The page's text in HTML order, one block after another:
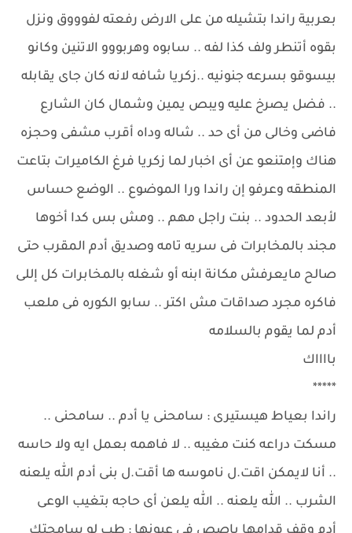
بعربية راندا بتشيله من على الارض رفعته لفوووق ونزل
بقوه أتنطر ولف كذا لفه .. سابوه وهربووو الاتنين وكانو
بيسوقو بسرعه جنونيه ..زكريا شافه لانه كان جاى يقابله
.. فضل يصرخ عليه ويبص يمين وشمال كان الشارع
فاضى وخالى من أى حد .. شاله وداه أقرب مشفى وحجزه
هناك وإمتنعو عن أى اخبار لما زكريا فرغ الكاميرات بتاعت
المنطقه وعرفو إن راندا ورا الموضوع .. الوضع حساس
لأبعد الحدود .. بنت راجل مهم .. ومش بس كدا أخوها
مجند بالمخابرات فى سريه تامه وصديق أدم المقرب حتى
صالح مايعرفش مكانة ابنه أو شغله بالمخابرات كل إللى
فاكره مجرد صداقات مش اكتر .. سابو الكوره فى ملعب
أدم لما يقوم بالسلامه
بااااك
*****
راندا بعياط هيستيرى : سامحنى يا أدم .. سامحنى ..
مسكت دراعه كنت مغيبه .. لا فاهمه بعمل ايه ولا حاسه
.. أنا لايمكن اقت.ل ناموسه ها أقت.ل بنى أدم الله يلعنه
الشرب .. الله يلعنه .. الله يلعن أى حاجه بتغيب الوعى